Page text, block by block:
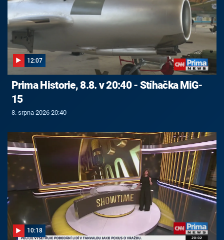
12:07
Prima Historie, 8.8. v 20:40 - Stíhačka MiG-
15
8. srpna 2026 20:40
10:18